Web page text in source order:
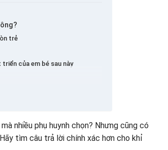
trẻ
của em bé sau này
toán học từ nhỏ
nhiều phụ huynh chọn? Nhưng cũng có
tìm câu trả lời chính xác hơn cho khỉ